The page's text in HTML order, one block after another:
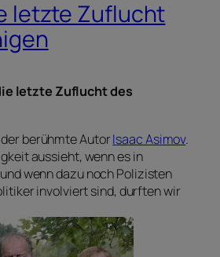
letzte Zuflucht
letzte Zuflucht des
berühmte AutorIsaac Asimov.
aussieht, wenn es in
wenn dazu noch Polizisten
involviert sind, durften wir